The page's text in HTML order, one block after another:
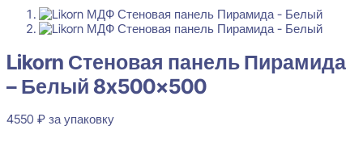
Likorn Стеновая панель Пирамида
– Белый 8x500x500
4550 ₽ за упаковку